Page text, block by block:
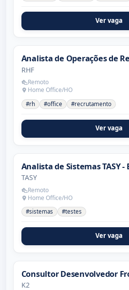
Ver vaga
Analista de Operações de
RHF
Remoto
Home Office/HO
#rh #office #recrutamento
Ver vaga
Analista de Sistemas TASY -
TASY
Remoto
Home Office/HO
#sistemas #testes
Ver vaga
Consultor Desenvolvedor
K2